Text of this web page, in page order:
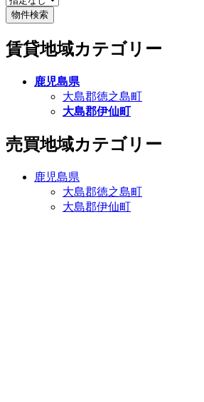
賃貸地域カテゴリー
鹿児島県
大島郡徳之島町
大島郡伊仙町
売買地域カテゴリー
鹿児島県
大島郡徳之島町
大島郡伊仙町